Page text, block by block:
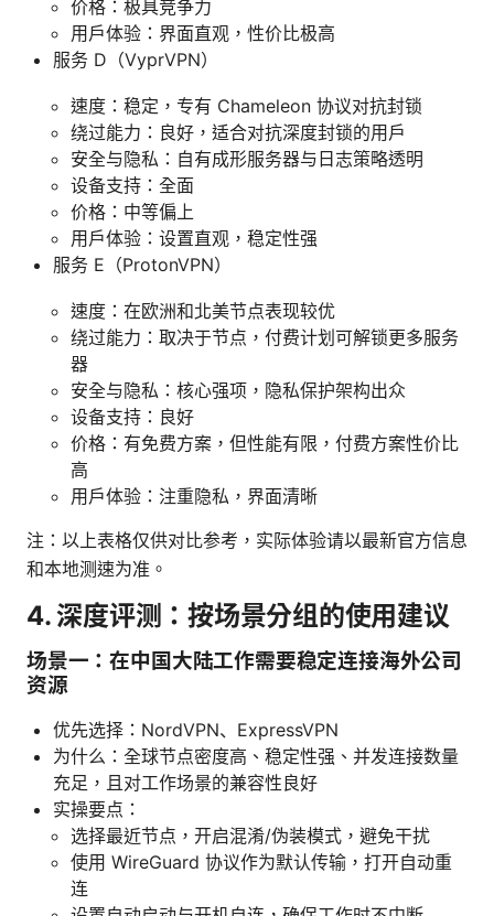
价格：极具竞争力
用户体验：界面直观，性价比极高
服务 D（VyprVPN）
速度：稳定，专有 Chameleon 协议对抗封锁
绕过能力：良好，适合对抗深度封锁的用户
安全与隐私：自有成形服务器与日志策略透明
设备支持：全面
价格：中等偏上
用户体验：设置直观，稳定性强
服务 E（ProtonVPN）
速度：在欧洲和北美节点表现较优
绕过能力：取决于节点，付费计划可解锁更多服务
器
安全与隐私：核心强项，隐私保护架构出众
设备支持：良好
价格：有免费方案，但性能有限，付费方案性价比
高
用户体验：注重隐私，界面清晰
注：以上表格仅供对比参考，实际体验请以最新官方信息
和本地测速为准。
4. 深度评测：按场景分组的使用建议
场景一：在中国大陆工作需要稳定连接海外公司
资源
优先选择：NordVPN、ExpressVPN
为什么：全球节点密度高、稳定性强、并发连接数量
充足，且对工作场景的兼容性良好
实操要点：
选择最近节点，开启混淆/伪装模式，避免干扰
使用 WireGuard 协议作为默认传输，打开自动重
连